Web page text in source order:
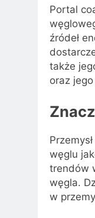
Portal
źródeł
także
oraz
węglu
trendów
węgla.
w